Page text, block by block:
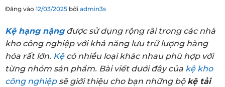
Đăng vào 12/03/2025 bởi admin3s
Kệ hạng nặngđược sử dụng rộng rãi trong các nhà
kho công nghiệp với khả năng lưu trữ lượng hàng
hóa rất lớn. Kệcó nhiều loại khác nhau phù hợp với
từng nhóm sản phẩm. Bài viết dưới đây của kệ kho
công nghiệpsẽ giới thiệu cho bạn những bộ kệ tải